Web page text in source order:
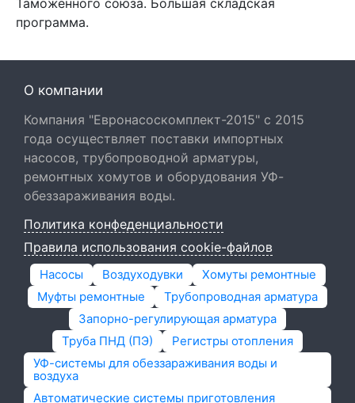
Таможенного союза. Большая складская
программа.
О компании
Компания "Евронасоскомплект-2015" с 2015
года осуществляет поставки импортных
насосов, трубопроводной арматуры,
ремонтных хомутов и оборудования УФ-
обеззараживания воды.
Политика конфеденциальности
Правила использования cookie-файлов
Насосы Воздуходувки
Хомуты ремонтные
Муфты ремонтные
Трубопроводная арматура
Запорно-регулирующая арматура
Труба ПНД (ПЭ)
Регистры отопления
УФ-системы для обеззараживания воды и
воздуха
Автоматические системы приготовления